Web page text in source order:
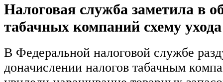
Налоговая служба заметила в
табачных компаний схему
В Федеральной налоговой службе
доначислении налогов табачным